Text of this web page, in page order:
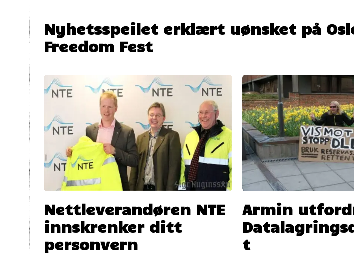
Nyhetsspeilet erklært uønsket på
Freedom Fest
Nettleverandøren NTE
innskrenker ditt
personvern
Armin
t